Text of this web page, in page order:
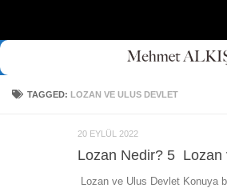
TAGGED: LOZAN VE ULUS DEVLET
20 EYLÜL 2022
Lozan Nedir? 5 Lozan
Lozan ve Ulus Devlet Konuya